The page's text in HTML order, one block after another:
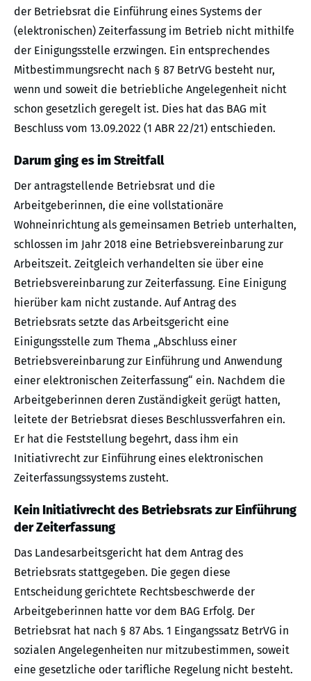
der Betriebsrat die Einführung eines Systems der
(elektronischen) Zeiterfassung im Betrieb nicht mithilfe
der Einigungsstelle erzwingen. Ein entsprechendes
Mitbestimmungsrecht nach § 87 BetrVG besteht nur,
wenn und soweit die betriebliche Angelegenheit nicht
schon gesetzlich geregelt ist. Dies hat das BAG mit
Beschluss vom 13.09.2022 (1 ABR 22/21) entschieden.
Darum ging es im Streitfall
Der antragstellende Betriebsrat und die
Arbeitgeberinnen, die eine vollstationäre
Wohneinrichtung als gemeinsamen Betrieb unterhalten,
schlossen im Jahr 2018 eine Betriebsvereinbarung zur
Arbeitszeit. Zeitgleich verhandelten sie über eine
Betriebsvereinbarung zur Zeiterfassung. Eine Einigung
hierüber kam nicht zustande. Auf Antrag des
Betriebsrats setzte das Arbeitsgericht eine
Einigungsstelle zum Thema „Abschluss einer
Betriebsvereinbarung zur Einführung und Anwendung
einer elektronischen Zeiterfassung“ ein. Nachdem die
Arbeitgeberinnen deren Zuständigkeit gerügt hatten,
leitete der Betriebsrat dieses Beschlussverfahren ein.
Er hat die Feststellung begehrt, dass ihm ein
Initiativrecht zur Einführung eines elektronischen
Zeiterfassungssystems zusteht.
Kein Initiativrecht des Betriebsrats zur Einführung
der Zeiterfassung
Das Landesarbeitsgericht hat dem Antrag des
Betriebsrats stattgegeben. Die gegen diese
Entscheidung gerichtete Rechtsbeschwerde der
Arbeitgeberinnen hatte vor dem BAG Erfolg. Der
Betriebsrat hat nach § 87 Abs. 1 Eingangssatz BetrVG in
sozialen Angelegenheiten nur mitzubestimmen, soweit
eine gesetzliche oder tarifliche Regelung nicht besteht.